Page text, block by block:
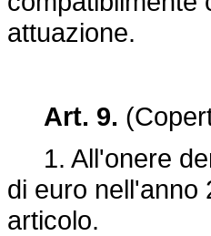
attuazione.
Art. 9.
1. All'onere
di euro nell'anno
articolo.